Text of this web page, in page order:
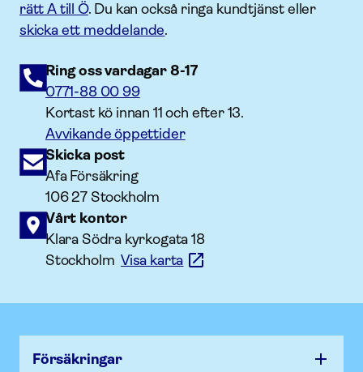
rätt A till Ö. Du kan också ringa kundtjänst eller
skicka ett meddelande.
Ring oss vardagar 8-17
0771-88 00 99
Kortast kö innan 11 och efter 13.
Avvikande öppettider
Skicka post
Afa Försäkring
106 27 Stockholm
Vårt kontor
Klara Södra kyrkogata 18
StockholmVisa karta
Försäk­ringar